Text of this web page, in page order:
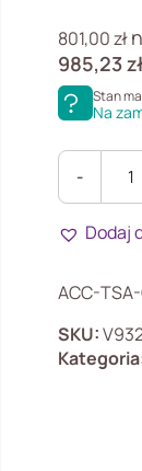
801,00zł
985,23
Stan
Na
-
ACC-
TSA-Dodaj
ACC-
SKU: